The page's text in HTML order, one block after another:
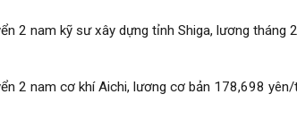
2 nam kỹ sư xây dựng tỉnh Shiga, lương
2 nam cơ khí Aichi, lương cơ bản 178,698